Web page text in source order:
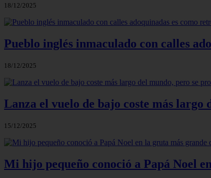
18/12/2025
Pueblo inglés inmaculado con calles
18/12/2025
Lanza el vuelo de bajo coste más
15/12/2025
Mi hijo pequeño conoció a Papá Noel